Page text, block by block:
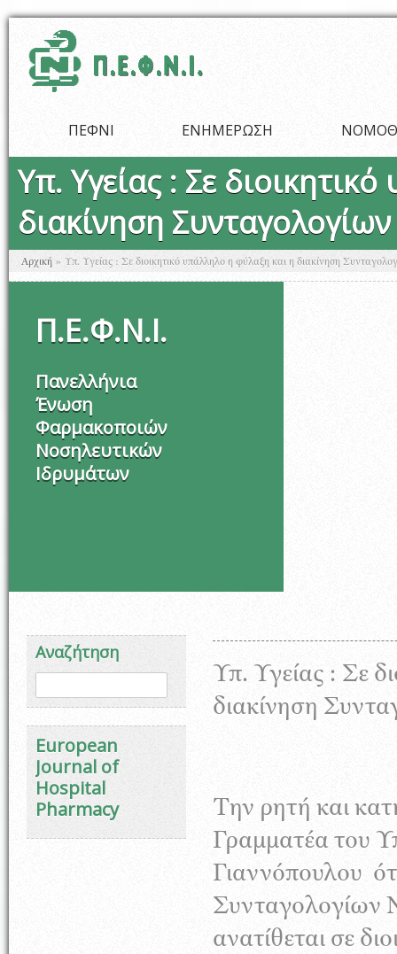
ΠΕΦΝΙ ΕΝΗΜΕΡΩΣΗ
Υπ. Υγείας : Σε
διακίνηση
Είστε εδώ
Αρχική » Υπ. Υγείας : Σε διοικητικό υπάλληλο η φύλαξη και η διακίνηση
Π.Ε.Φ.Ν.Ι.
Πανελλήνια
Ένωση
Φαρμακοποιών
Νοσηλευτικών
Ιδρυμάτων
Αναζήτηση
Φόρμα αναζήτησης
European
Journal of
Hospital
Pharmacy
Υπ. Υγείας : Σε
διακίνηση
Την ρητή και
Γραμματέα του
Γιαννόπουλου
Συνταγολογίων
ανατίθεται σε